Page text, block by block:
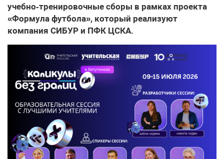
учебно‑тренировочные сборы в рамках проекта
«Формула футбола», который реализуют
компания СИБУР и ПФК ЦСКА.